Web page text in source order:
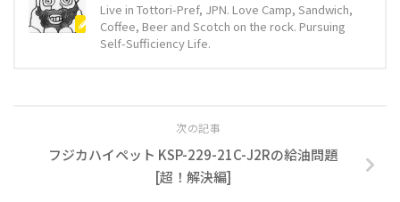
Live in Tottori-Pref, JPN. Love Camp, Sandwich,
Coffee, Beer and Scotch on the rock. Pursuing
Self-Sufficiency Life.
次の記事
フジカハイペット KSP-229-21C-J2Rの給油問題
[超！解決編]